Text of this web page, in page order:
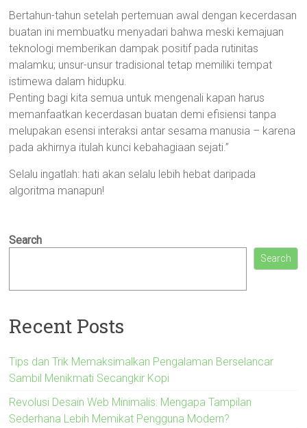
Bertahun-tahun setelah pertemuan awal dengan kecerdasan
buatan ini membuatku menyadari bahwa meski kemajuan
teknologi memberikan dampak positif pada rutinitas
malamku; unsur-unsur tradisional tetap memiliki tempat
istimewa dalam hidupku.
Penting bagi kita semua untuk mengenali kapan harus
memanfaatkan kecerdasan buatan demi efisiensi tanpa
melupakan esensi interaksi antar sesama manusia – karena
pada akhirnya itulah kunci kebahagiaan sejati.”
Selalu ingatlah: hati akan selalu lebih hebat daripada
algoritma manapun!
Search
Search
Recent Posts
Tips dan Trik Memaksimalkan Pengalaman Berselancar
Sambil Menikmati Secangkir Kopi
Revolusi Desain Web Minimalis: Mengapa Tampilan
Sederhana Lebih Memikat Pengguna Modern?